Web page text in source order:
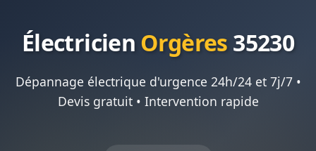
Électricien Orgères 35230
Dépannage électrique d'urgence 24h/24 et 7j/7 •
Devis gratuit • Intervention rapide